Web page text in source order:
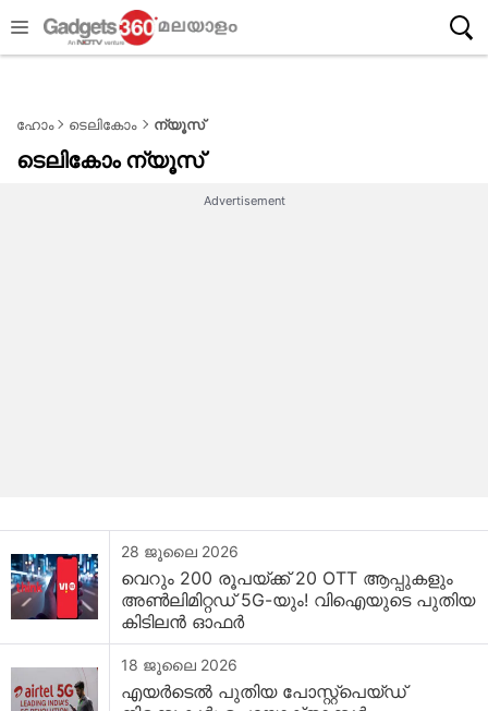
ഹോം ടെലികോം ന്യൂസ്
ടെലികോംന്യൂസ്
Advertisement
28 ജൂലൈ 2026
വെറും 200 രൂപയ്ക്ക് 20 OTT ആപ്പുകളും
അൺലിമിറ്റഡ് 5G-യും! വിഐയുടെ പുതിയ
കിടിലൻ ഓഫർ
18 ജൂലൈ 2026
എയർടെൽ പുതിയ പോസ്റ്റ്‌പെയ്ഡ്